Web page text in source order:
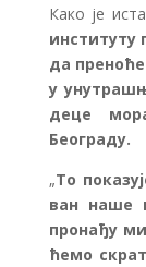
Како је
институту
да
у
деце
Београду.
„То
ван наше
пронађу
ћемо